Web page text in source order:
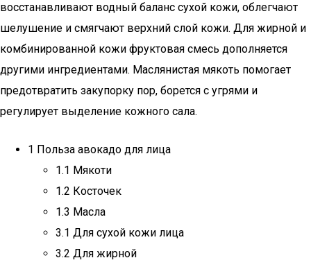
восстанавливают водный баланс сухой кожи, облегчают
шелушение и смягчают верхний слой кожи. Для жирной и
комбинированной кожи фруктовая смесь дополняется
другими ингредиентами. Маслянистая мякоть помогает
предотвратить закупорку пор, борется с угрями и
регулирует выделение кожного сала.
1 Польза авокадо для лица
1.1 Мякоти
1.2 Косточек
1.3 Масла
3.1 Для сухой кожи лица
3.2 Для жирной